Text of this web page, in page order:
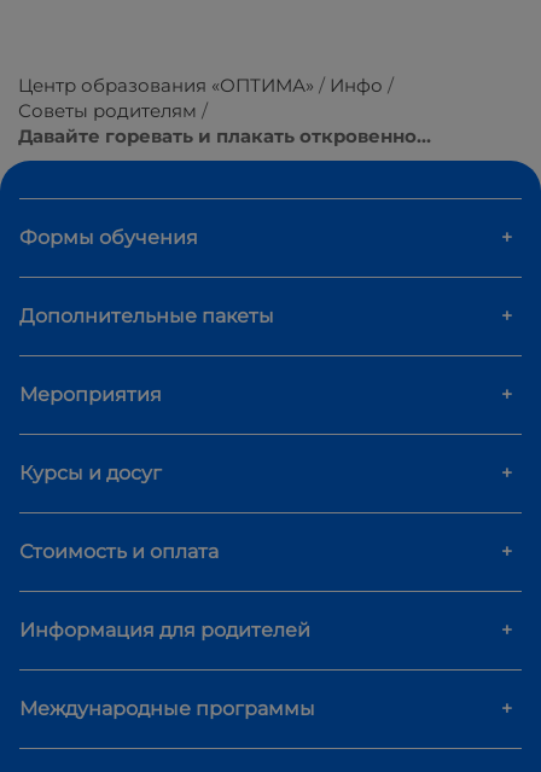
Центр образования «ОПТИМА»
Инфо
Советы родителям
Давайте горевать и плакать откровенно…
Формы обучения +
Дополнительные пакеты +
Мероприятия +
Курсы и досуг +
Стоимость и оплата +
Информация для родителей +
Международные программы +